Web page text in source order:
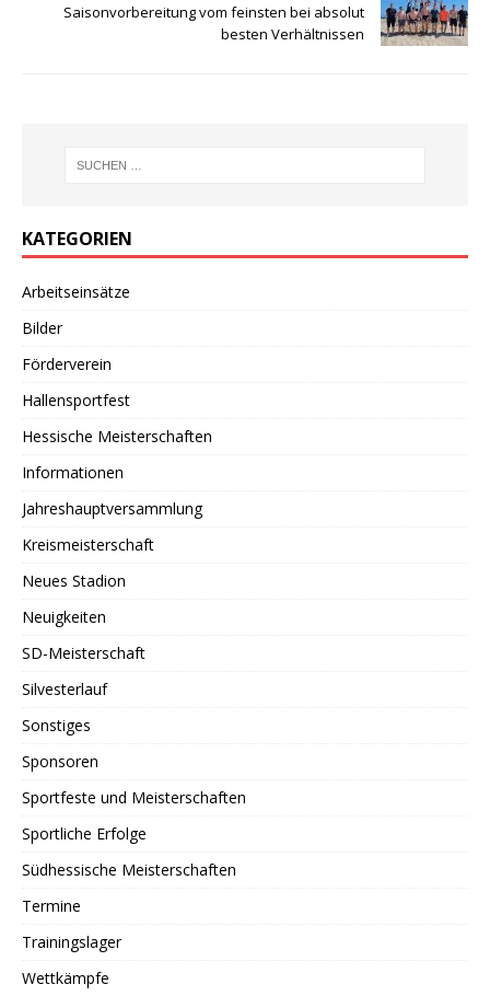
Saisonvorbereitung vom feinsten bei absolut
besten Verhältnissen
KATEGORIEN
Arbeitseinsätze
Bilder
Förderverein
Hallensportfest
Hessische Meisterschaften
Informationen
Jahreshauptversammlung
Kreismeisterschaft
Neues Stadion
Neuigkeiten
SD-Meisterschaft
Silvesterlauf
Sonstiges
Sponsoren
Sportfeste und Meisterschaften
Sportliche Erfolge
Südhessische Meisterschaften
Termine
Trainingslager
Wettkämpfe